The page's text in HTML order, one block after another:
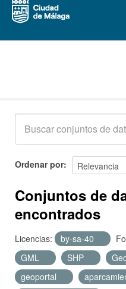
Acerca de
Ordenar por
Conjuntos de
encontrados
Licencias: by-sa-40
GML
SHP
geoportal